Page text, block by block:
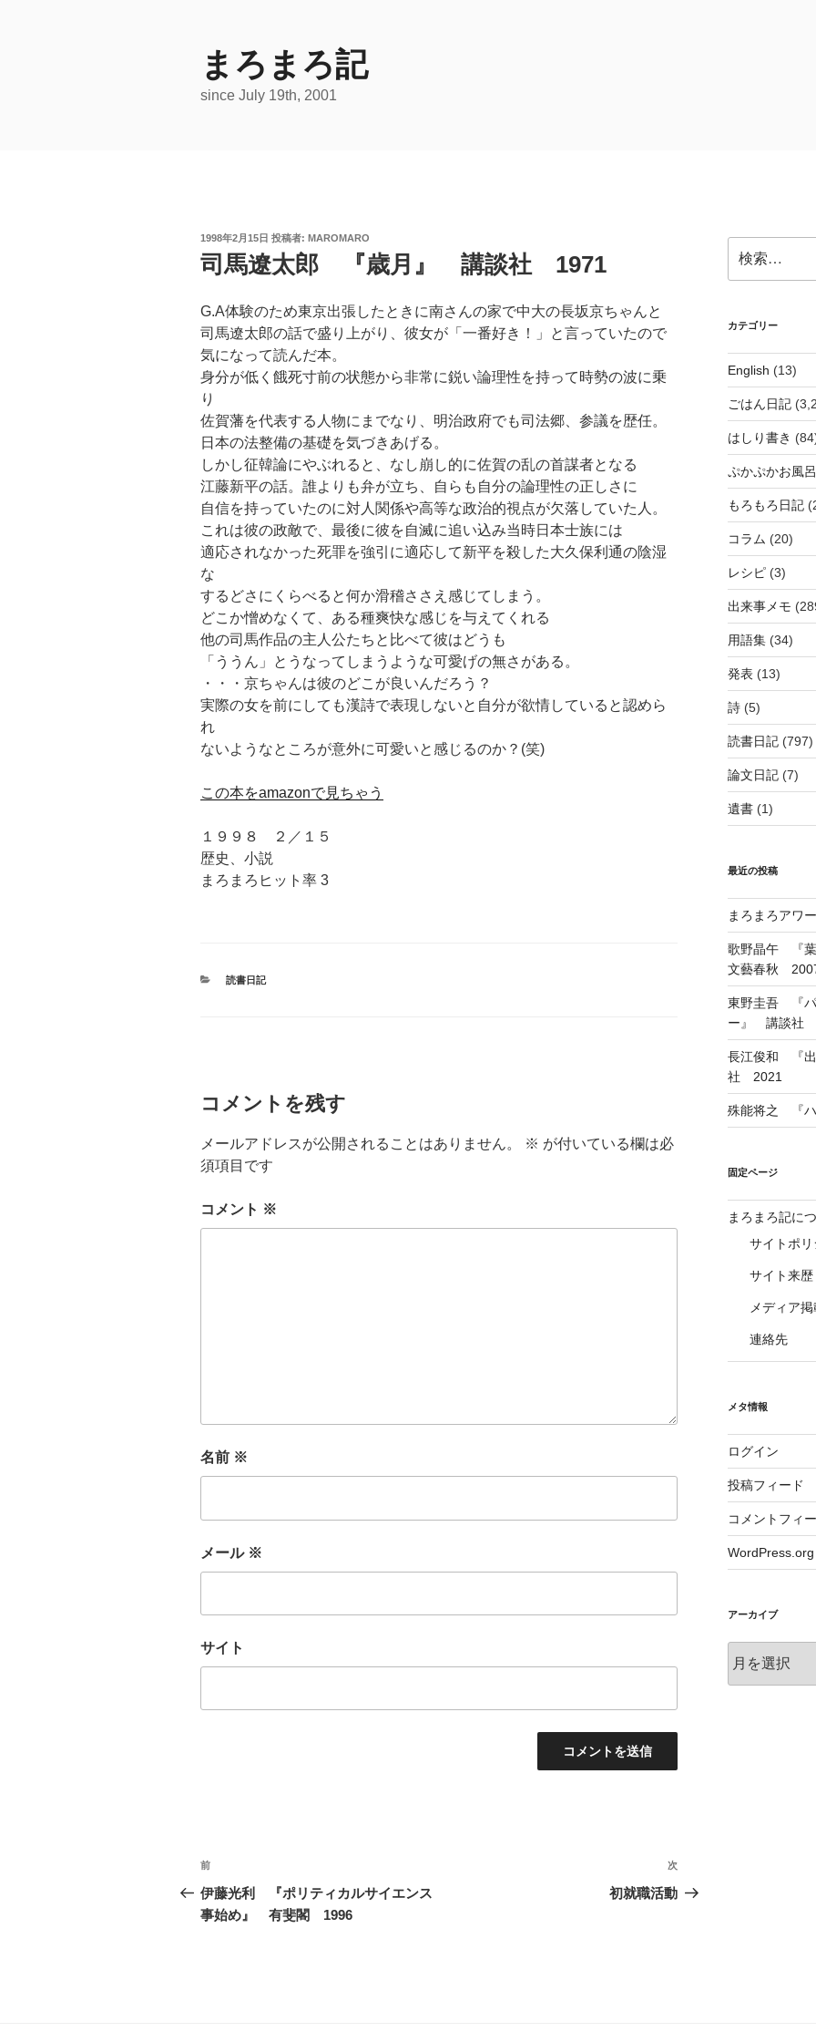
まろまろ記
since July 19th, 2001
投
稿
日:
1998年2月15日 投稿者: MAROMARO
司馬遼太郎 『歳月』 講談社 1971
G.A体験のため東京出張したときに南さんの家で中大の長坂京ちゃんと
司馬遼太郎の話で盛り上がり、彼女が「一番好き！」と言っていたので
気になって読んだ本。
身分が低く餓死寸前の状態から非常に鋭い論理性を持って時勢の波に乗
り
佐賀藩を代表する人物にまでなり、明治政府でも司法郷、参議を歴任。
日本の法整備の基礎を気づきあげる。
しかし征韓論にやぶれると、なし崩し的に佐賀の乱の首謀者となる
江藤新平の話。誰よりも弁が立ち、自らも自分の論理性の正しさに
自信を持っていたのに対人関係や高等な政治的視点が欠落していた人。
これは彼の政敵で、最後に彼を自滅に追い込み当時日本士族には
適応されなかった死罪を強引に適応して新平を殺した大久保利通の陰湿
な
するどさにくらべると何か滑稽ささえ感じてしまう。
どこか憎めなくて、ある種爽快な感じを与えてくれる
他の司馬作品の主人公たちと比べて彼はどうも
「ううん」とうなってしまうような可愛げの無さがある。
・・・京ちゃんは彼のどこが良いんだろう？
実際の女を前にしても漢詩で表現しないと自分が欲情していると認めら
れ
ないようなところが意外に可愛いと感じるのか？(笑)
この本をamazonで見ちゃう
１９９８ ２／１５
歴史、小説
まろまろヒット率 3
カ
読書日記
コメントを残す
メールアドレスが公開されることはありません。 ※ が付いている欄は必
須項目です
コメント ※
名前 ※
メール ※
サイト
投
稿
ナ
前
の
投
前
伊藤光利 『ポリティカルサイエンス
事始め』 有斐閣 1996
次
の
次
初就職活動
索:
カテゴリー
English (13)
ごはん日記
はしり書き
ぷかぷかお風
もろもろ日記
コラム (20)
レシピ(3)
出来事メモ
用語集(34)
発表 (13)
詩(5)
読書日記(797)
論文日記(7)
遺書(1)
最近の投稿
まろまろアワ
歌野晶午 『
文藝春秋
東野圭吾 『パ
ー』 講談社
長江俊和 『
社 2021
殊能将之 『
固定ページ
まろまろ記に
サイトポリ
サイト来歴
メディア
連絡先
メタ情報
ログイン
投稿フィード
コメントフィ
WordPress.org
アーカイブ
ー